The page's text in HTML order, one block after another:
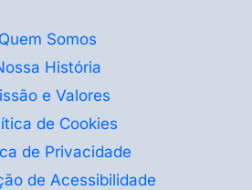
Quem Somos
História
e Valores
de Cookies
de Privacidade
de Acessibilidade